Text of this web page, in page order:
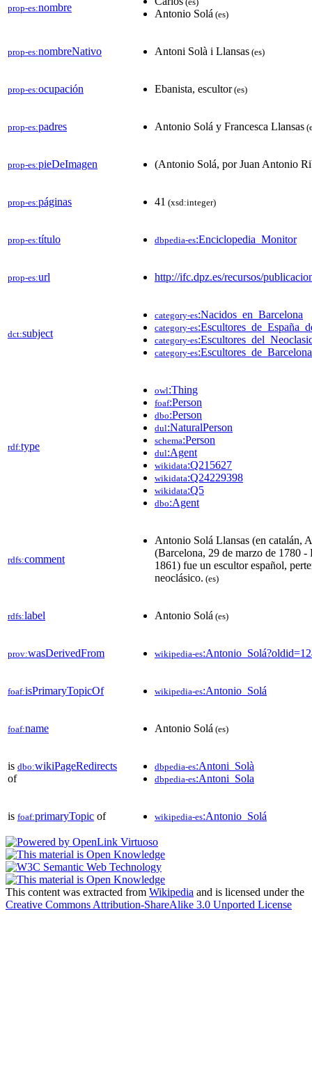
prop-es:nombre
Antonio Solá (es)
prop-es:nombreNativo Antoni Solà i Llansas (es)
prop-es:ocupación Ebanista, escultor(es)
prop-es:padres Antonio Solá y Francesca Llansas
prop-es:pieDeImagen (Antonio Solá, por Juan Antonio
prop-es:páginas 41 (xsd:integer)
prop-es:título dbpedia-es:Enciclopedia_Monitor
prop-es:url http://ifc.dpz.es/recursos/
dct:subject
category-es:Nacidos_en_Barcelona
category-es
category-es
category-es:Escultores_de_Barcelona
rdf:type
owl:Thing
foaf:Person
dbo:Person
dul:NaturalPerson
schema:Person
dul:Agent
wikidata:Q215627
wikidata:Q24229398
wikidata:Q5
dbo:Agent
rdfs:comment
Antonio Solá Llansas (en catalán,
(Barcelona, 29 de marzo de 1780 -
1861) fue un escultor español,
neoclásico. (es)
rdfs:label Antonio Solá (es)
prov:wasDerivedFrom wikipedia-es
foaf:isPrimaryTopicOf wikipedia-es:Antonio_Solá
foaf:name Antonio Solá (es)
is dbo:wikiPageRedirects
of
dbpedia-es:Antoni_Solà
dbpedia-es:Antoni_Sola
is foaf:primaryTopic of wikipedia-es:Antonio_Solá
This content was extracted from Wikipedia and is licensed under the
Creative Commons Attribution-ShareAlike 3.0 Unported License